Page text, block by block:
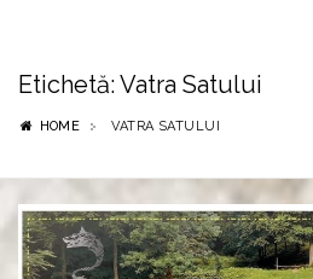
Etichetă:Vatra Satului
HOME VATRA SATULUI